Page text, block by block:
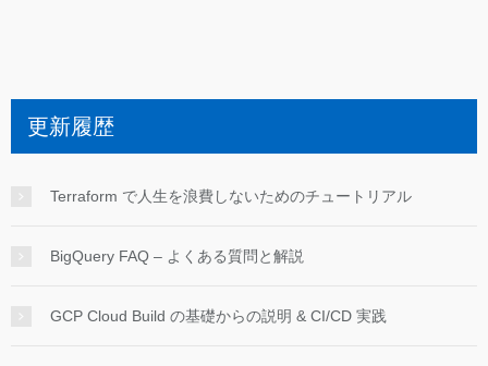
更新履歴
Terraform で人生を浪費しないためのチュートリアル
BigQuery FAQ – よくある質問と解説
GCP Cloud Build の基礎からの説明 & CI/CD 実践